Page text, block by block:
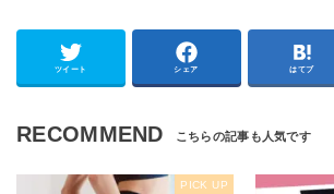
ツイート シェア はてブ
RECOMMEND